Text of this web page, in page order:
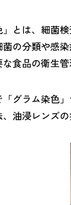
」とは、細菌
の分類や感
食品の衛生
「グラム染色
油浸レンズの